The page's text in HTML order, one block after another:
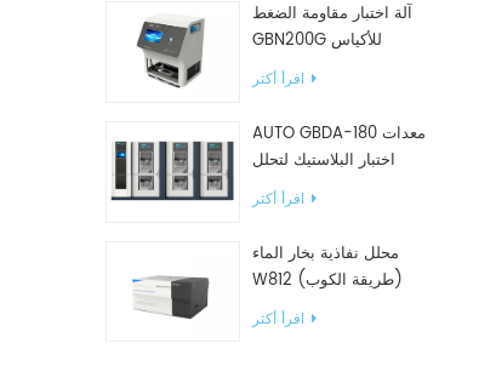
آلة اختبار مقاومة الضغط
GBN200G للأكياس
البلاستيكية
اقرأ أكثر
AUTO GBDA-180 معدات
اختبار البلاستيك لتحلل
السماد
اقرأ أكثر
محلل نفاذية بخار الماء
W812 (طريقة الكوب)
اقرأ أكثر